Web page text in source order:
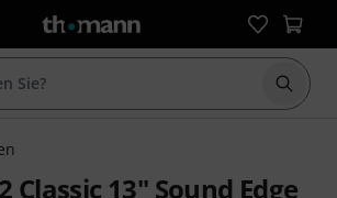
Suche
Classic 13" Sound Edge